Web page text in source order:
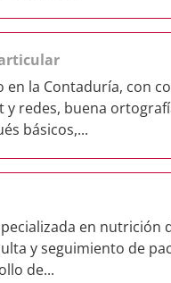
la Contaduría, con
redes, buena
básicos,...
en nutrición
y seguimiento de
de...